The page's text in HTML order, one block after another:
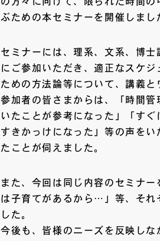
ぶための本セミナーを開催しまし
セミナーには、理系、文系、博
にご参加いただき、適正なスケ
ための方法論等について、講義と
参加者の皆さまからは、「時間
いたことが参考になった」「す
すきかっけになった」等の声を
たことが伺えました。
また、今回は同じ内容のセミナ
は子育てがあるから…」等、それ
した。
今後も、皆様のニーズを反映し